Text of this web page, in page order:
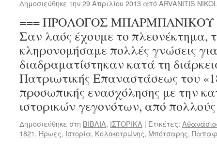
Δημοσιεύθηκε την29 Απριλίου 2013 απόARVANITIS
=== ΠΡΟΛΟΓΟΣ ΜΠΑΡΜΠΑΝΙΚΟΥ
Σαν λαός έχουμε το πλεονέκτημα,
κληρονομήσαμε πολλές γνώσεις
διαδραματίστηκαν κατά τη
Πατριωτικής Επαναστάσεως του
προσωπικής ενασχόλησης με την
ιστορικών γεγονότων, από
Δημοσιεύθηκε στη ΒΙΒΛΙΑ, ΙΣΤΟΡΙΚΑ | Ετικέτες:
1821, Ήρωες, Ιστορία, Κολοκοτρώνης, Μπότσαρης,